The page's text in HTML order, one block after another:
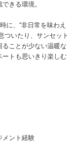
きる環境。
に、“非日常を味わえ
ついたり、サンセット
ことが少ない温暖な
トも思いきり楽しむ
メント経験